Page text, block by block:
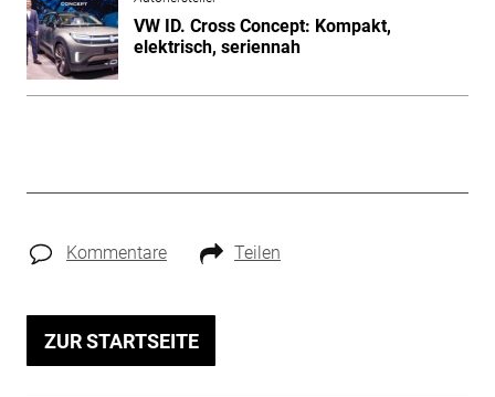
VW ID. Cross Concept: Kompakt,
elektrisch, seriennah
Kommentare Teilen
ZUR STARTSEITE